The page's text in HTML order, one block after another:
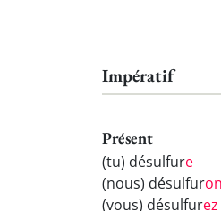
Impératif
Présent
(tu) désulfure
(nous) désulfur
(vous) désulfurez